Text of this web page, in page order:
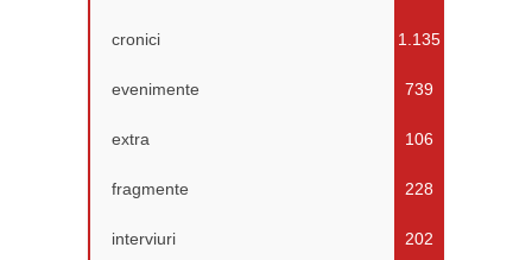
cronici 1.135
evenimente 739
extra 106
fragmente 228
interviuri 202